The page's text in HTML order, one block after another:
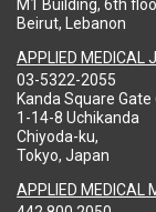
M1 Building, 6th
Beirut, Lebanon
APPLIED MEDICAL
03-5322-2055
Kanda Square Gate
1-14-8 Uchikanda
Chiyoda-ku,
Tokyo, Japan
APPLIED MEDICAL